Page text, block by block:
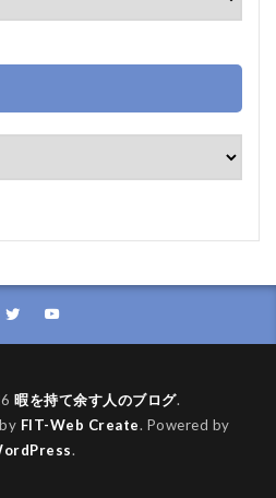
暇を持て余す人のブログ.
FIT-Web Create. Powered by
.